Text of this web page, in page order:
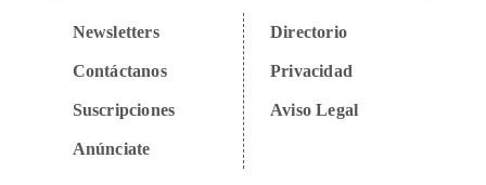
Newsletters
Contáctanos
Suscripciones
Anúnciate
Directorio
Privacidad
Aviso Legal